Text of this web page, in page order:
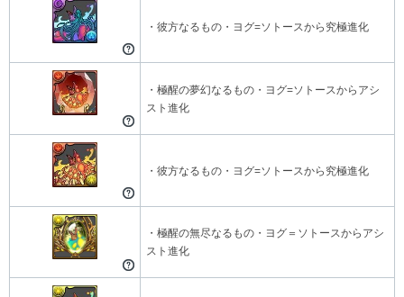
・彼方なるもの・ヨグ=ソトースから究極進化
・極醒の夢幻なるもの・ヨグ=ソトースからアシ
スト進化
・彼方なるもの・ヨグ=ソトースから究極進化
・極醒の無尽なるもの・ヨグ＝ソトースからアシ
スト進化